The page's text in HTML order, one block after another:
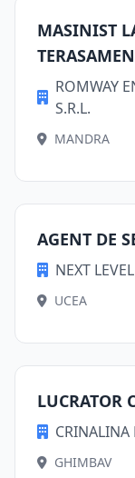
MASINIST
ROMWAY
S.R.L.
MANDRA
AGENT DE
NEXT
UCEA
LUCRATOR
CRINALINA
GHIMBAV